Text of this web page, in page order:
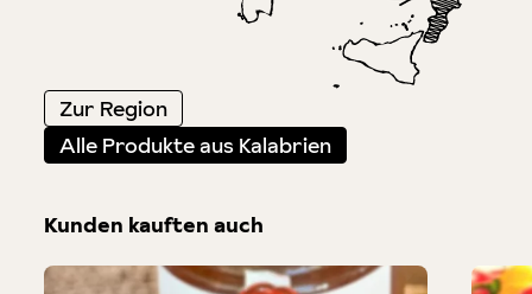
Zur Region
Alle Produkte aus Kalabrien
Kunden kauften auch
Produktgalerie überspringen